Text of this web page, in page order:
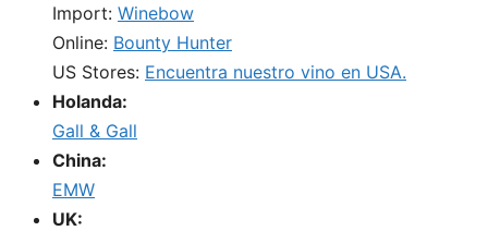
Import: Winebow
Online: Bounty Hunter
US Stores: Encuentra nuestro vino en USA.
Holanda:
Gall & Gall
China:
EMW
UK: